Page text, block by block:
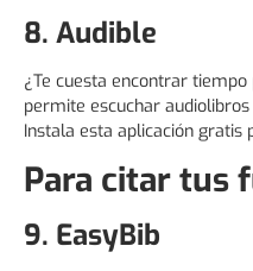
8. Audible
¿Te cuesta encontrar
permite escuchar
Instala esta aplicación gratis
Para citar tus
9. EasyBib